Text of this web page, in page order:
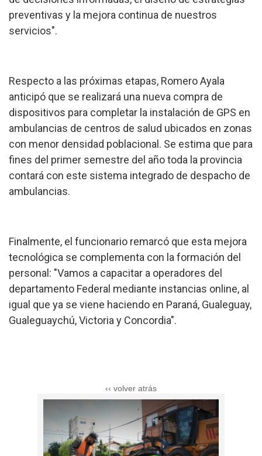
preventivas y la mejora continua de nuestros
servicios".
Respecto a las próximas etapas, Romero Ayala
anticipó que se realizará una nueva compra de
dispositivos para completar la instalación de GPS en
ambulancias de centros de salud ubicados en zonas
con menor densidad poblacional. Se estima que para
fines del primer semestre del año toda la provincia
contará con este sistema integrado de despacho de
ambulancias.
Finalmente, el funcionario remarcó que esta mejora
tecnológica se complementa con la formación del
personal: "Vamos a capacitar a operadores del
departamento Federal mediante instancias online, al
igual que ya se viene haciendo en Paraná, Gualeguay,
Gualeguaychú, Victoria y Concordia".
‹‹ volver atrás